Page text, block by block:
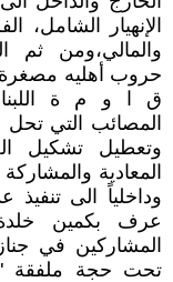
الإنهيار الشامل،
والمالي،ومن ثم
حروب أهليه
ق ا و م ة
المصائب التي
وتعطيل تشكيل
المعادية
وداخلياً الى
عرف بكمين
المشاركين في